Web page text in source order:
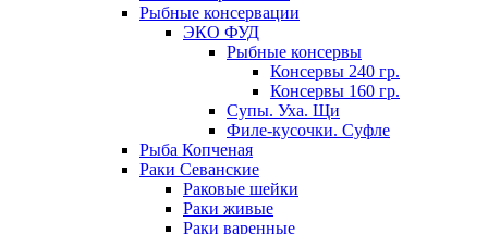
Рыбные консервации
ЭКО ФУД
Рыбные консервы
Консервы 240 гр.
Консервы 160 гр.
Супы. Уха. Щи
Филе-кусочки. Суфле
Рыба Копченая
Раки Севанские
Раковые шейки
Раки живые
Раки варенные